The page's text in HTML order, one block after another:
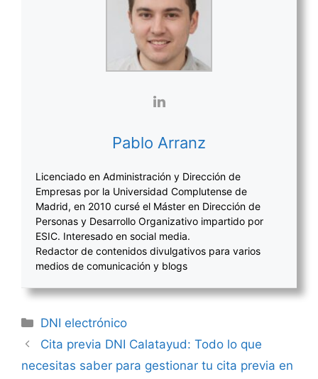
Pablo Arranz
Licenciado en Administración y Dirección de
Empresas por la Universidad Complutense de
Madrid, en 2010 cursé el Máster en Dirección de
Personas y Desarrollo Organizativo impartido por
ESIC. Interesado en social media.
Redactor de contenidos divulgativos para varios
medios de comunicación y blogs
Categorías
DNI electrónico
Navegación
de
Cita previa DNI Calatayud: Todo lo que
necesitas saber para gestionar tu cita previa en